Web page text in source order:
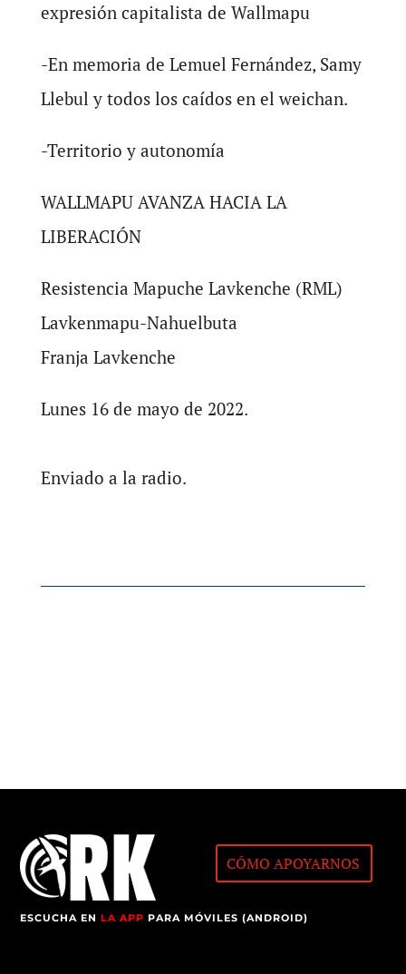
expresión capitalista de Wallmapu
-En memoria de Lemuel Fernández, Samy
Llebul y todos los caídos en el weichan.
-Territorio y autonomía
WALLMAPU AVANZA HACIA LA
LIBERACIÓN
Resistencia Mapuche Lavkenche (RML)
Lavkenmapu-Nahuelbuta
Franja Lavkenche
Lunes 16 de mayo de 2022.
Enviado a la radio.
CÓMO APOYARNOS
ESCUCHA ENLA APP PARA MÓVILES (ANDROID)